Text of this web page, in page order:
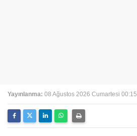
Yayınlanma: 08 Ağustos 2026 Cumartesi 00:15